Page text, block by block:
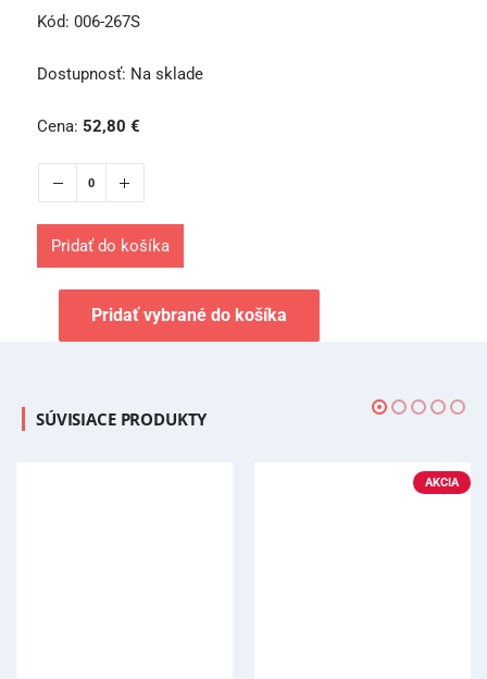
Kód: 006-267S
Dostupnosť: Na sklade
Cena: 52,80 €
Pridať do košíka
Pridať vybrané do košíka
SÚVISIACE PRODUKTY
AKCIA